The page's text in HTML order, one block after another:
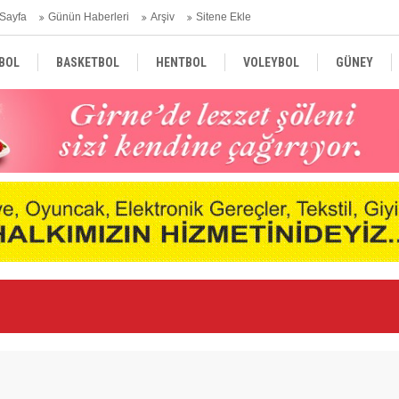
Günün Haberleri Arşiv Sitene Ekle
BASKETBOL HENTBOL VOLEYBOL GÜNEY
AVRUPA DÜNYA